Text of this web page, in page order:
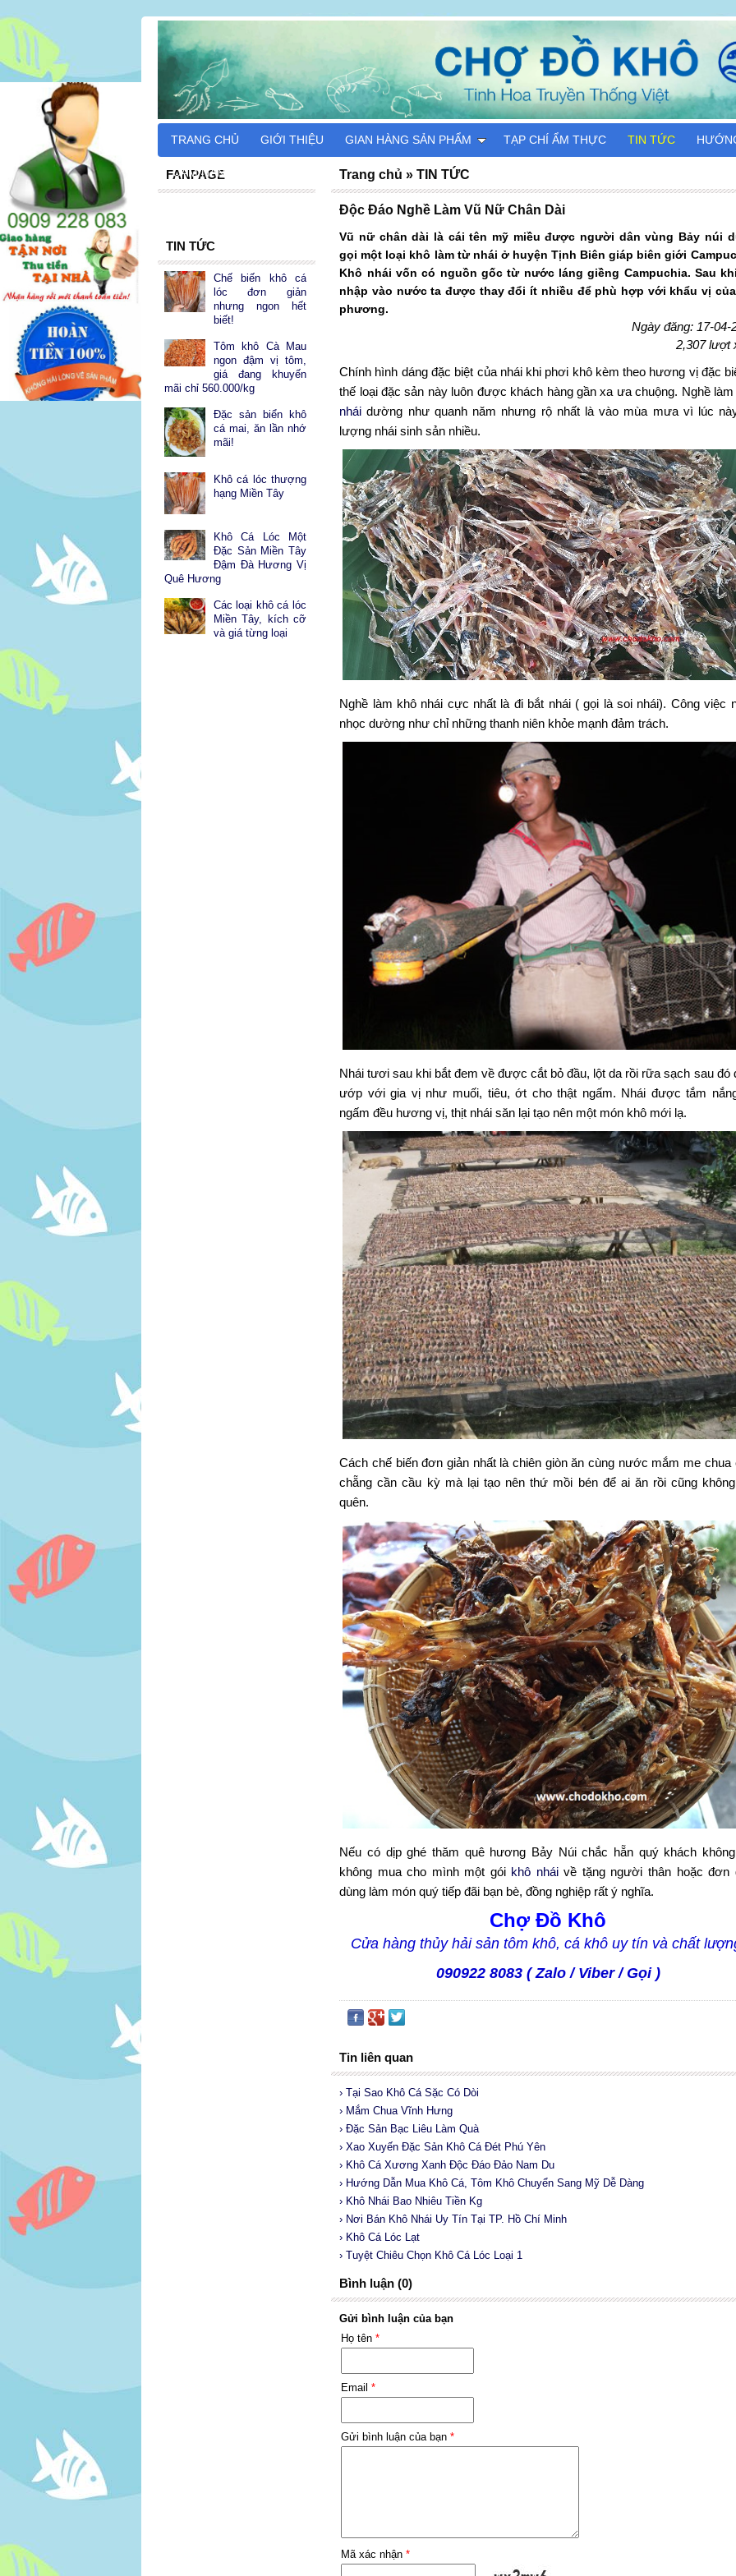
Độc Đáo Nghề Làm Vũ Nữ Chân Dài
Vũ nữ chân dài là cái tên mỹ miều được người dân vùng Bảy núi
gọi một loại khô làm từ nhái ở huyện Tịnh Biên giáp biên giới
Khô nhái vốn có nguồn gốc từ nước láng giềng Campuchia. Sau
nhập vào nước ta được thay đổi ít nhiều để phù hợp với khẩu vị
phương.
Ngày đăng: 17-04-
2,307 lượt
Chính hình dáng đặc biệt của nhái khi phơi khô kèm theo hương vị đặc
thế loại đặc sản này luôn được khách hàng gần xa ưa chuộng. Nghề
nhái dường như quanh năm nhưng rộ nhất là vào mùa mưa vì lúc
lượng nhái sinh sản nhiều.
Nghề làm khô nhái cực nhất là đi bắt nhái ( gọi là soi nhái). Công việc
nhọc dường như chỉ những thanh niên khỏe mạnh đảm trách.
Nhái tươi sau khi bắt đem về được cắt bỏ đầu, lột da rồi rữa sạch sau đó
ướp với gia vị như muối, tiêu, ớt cho thật ngấm. Nhái được tắm
ngấm đều hương vị, thịt nhái săn lại tạo nên một món khô mới lạ.
Cách chế biến đơn giản nhất là chiên giòn ăn cùng nước mắm me chua
chẵng cần cầu kỳ mà lại tạo nên thứ mồi bén để ai ăn rồi cũng
quên.
Nếu có dịp ghé thăm quê hương Bảy Núi chắc hẵn quý khách
không mua cho mình một gói khô nháivề tặng người thân hoặc đơn
dùng làm món quý tiếp đãi bạn bè, đồng nghiệp rất ý nghĩa.
Chợ Đồ Khô
Cửa hàng thủy hải sản tôm khô, cá khô uy tín và chất
090922 8083 ( Zalo / Viber / Gọi )
Tin liên quan
› Tại Sao Khô Cá Sặc Có Dòi
› Mắm Chua Vĩnh Hưng
› Đặc Sản Bạc Liêu Làm Quà
› Xao Xuyến Đặc Sản Khô Cá Đét Phú Yên
› Khô Cá Xương Xanh Độc Đáo Đảo Nam Du
› Hướng Dẫn Mua Khô Cá, Tôm Khô Chuyển Sang Mỹ Dễ Dàng
› Khô Nhái Bao Nhiêu Tiền Kg
› Nơi Bán Khô Nhái Uy Tín Tại TP. Hồ Chí Minh
› Khô Cá Lóc Lạt
› Tuyệt Chiêu Chọn Khô Cá Lóc Loại 1
Bình luận (0)
Gửi bình luận của bạn
Họ tên*
Email*
Gửi bình luận của bạn*
Mã xác nhận*
Trang chủ »TIN TỨC
FANPAGE
TIN TỨC
Chế biến khô cá
lóc đơn giản
nhưng ngon hết
biết!
Tôm khô Cà Mau
ngon đậm vị tôm,
giá đang khuyến
mãi chỉ 560.000/kg
Đặc sản biển khô
cá mai, ăn lần nhớ
mãi!
Khô cá lóc thượng
hạng Miền Tây
Khô Cá Lóc Một
Đặc Sản Miền Tây
Đậm Đà Hương Vị
Quê Hương
Các loại khô cá lóc
Miền Tây, kích cỡ
và giá từng loại
TRANG CHỦ GIỚI THIỆU GIAN HÀNG SẢN PHẨM TẠP CHÍ ẨM THỰC TIN TỨC
CẨM NANG DU LỊCH